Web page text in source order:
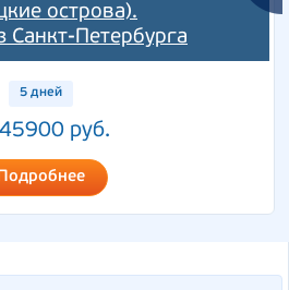
острова).
Санкт-Петербурга
5 дней
руб.
Подробнее